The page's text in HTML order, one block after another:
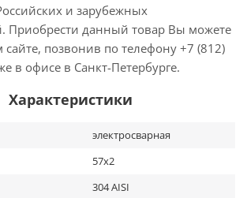
и зарубежных
Приобрести данный товар Вы можете
позвонив по телефону +7 (812)
в офисе в Санкт-Петербурге.
Характеристики
электросварная
57х2
304 AISI